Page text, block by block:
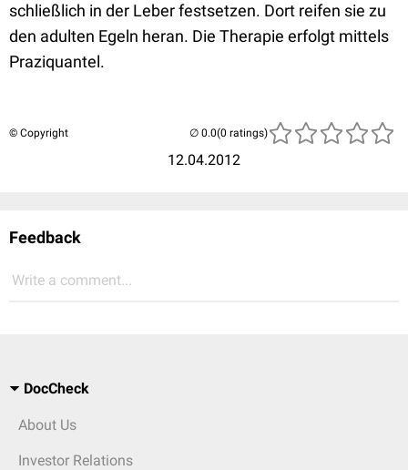
schließlich in der Leber festsetzen. Dort reifen sie zu
den adulten Egeln heran. Die Therapie erfolgt mittels
Praziquantel.
© Copyright
12.04.2012
(0 ratings)
Feedback
Write a comment...
DocCheck
About Us
Investor Relations